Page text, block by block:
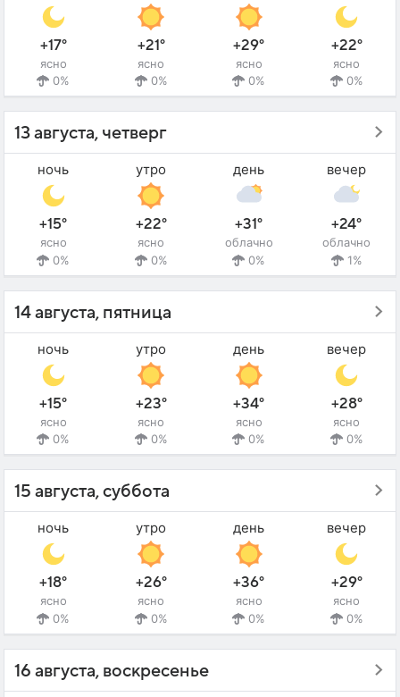
+17°
ясно
0%
+21°
ясно
0%
+29°
ясно
0%
+22°
ясно
0%
13 августа, четверг
ночь
+15°
ясно
0%
утро
+22°
ясно
0%
день
+31°
облачно
0%
вечер
+24°
облачно
1%
14 августа, пятница
ночь
+15°
ясно
0%
утро
+23°
ясно
0%
день
+34°
ясно
0%
вечер
+28°
ясно
0%
15 августа, суббота
ночь
+18°
ясно
0%
утро
+26°
ясно
0%
день
+36°
ясно
0%
вечер
+29°
ясно
0%
16 августа, воскресенье